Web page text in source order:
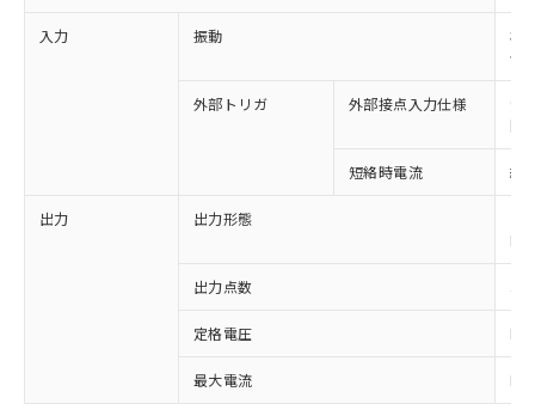
入力 振動
検
使
外部トリガ 外部接点入力仕様
短
開
短絡時電流 約
出力 出力形態
出力点数 3点
定格電圧
最大電流